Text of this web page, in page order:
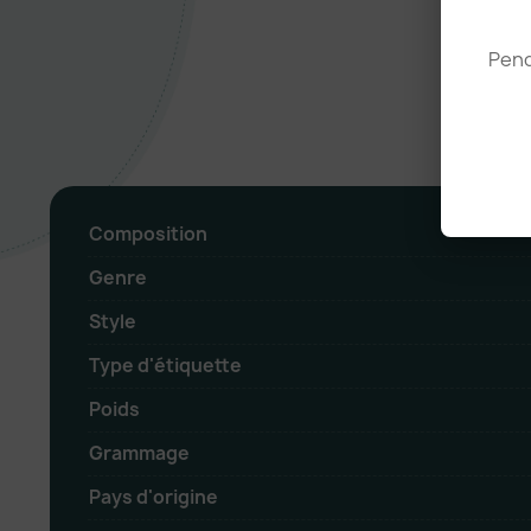
Composition
Genre
Style
Type d'étiquette
Poids
Grammage
Pays d'origine